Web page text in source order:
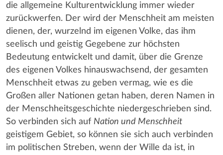
die allgemeine Kulturentwicklung immer wieder
zurückwerfen. Der wird der Menschheit am meisten
dienen, der, wurzelnd im eigenen Volke, das ihm
seelisch und geistig Gegebene zur höchsten
Bedeutung entwickelt und damit, über die Grenze
des eigenen Volkes hinauswachsend, der gesamten
Menschheit etwas zu geben vermag, wie es die
Großen aller Nationen getan haben, deren Namen in
der Menschheitsgeschichte niedergeschrieben sind.
So verbinden sich auf Nation und Menschheit
geistigem Gebiet, so können sie sich auch verbinden
im politischen Streben, wenn der Wille da ist, in